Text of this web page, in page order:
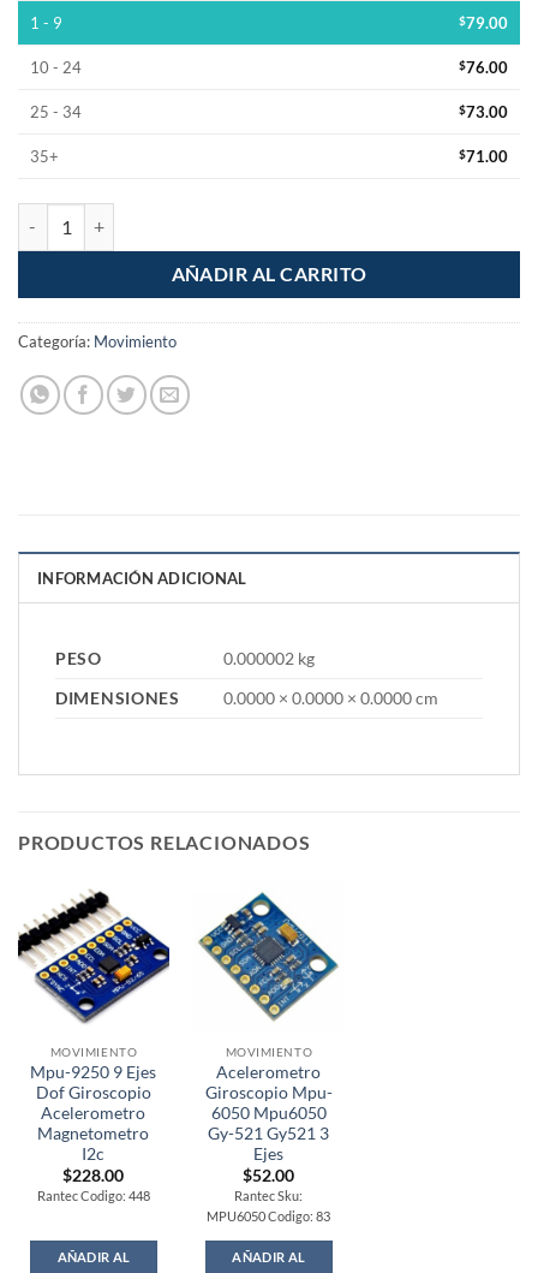
1 - 9 $79.00
10 - 24 $76.00
25 - 34 $73.00
35+ $71.00
AÑADIR AL CARRITO
Categoría: Movimiento
INFORMACIÓN ADICIONAL
PESO
0.000002 kg
DIMENSIONES
0.0000 × 0.0000 × 0.0000 cm
PRODUCTOS RELACIONADOS
MOVIMIENTO
Mpu-9250 9 Ejes
Dof Giroscopio
Acelerometro
Magnetometro
I2c
$228.00
Rantec Codigo: 448
AÑADIR AL
MOVIMIENTO
Acelerometro
Giroscopio Mpu-
6050 Mpu6050
Gy-521 Gy521 3
Ejes
$52.00
Rantec Sku:
MPU6050 Codigo: 83
AÑADIR AL